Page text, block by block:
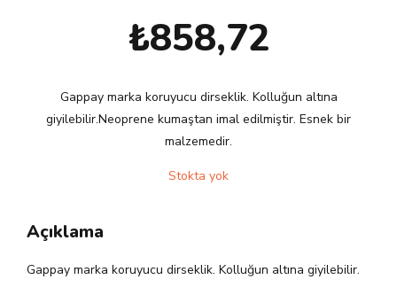
₺858,72
Gappay marka koruyucu dirseklik. Kolluğun altına
giyilebilir.Neoprene kumaştan imal edilmiştir. Esnek bir
malzemedir.
Stokta yok
Açıklama
Gappay marka koruyucu dirseklik. Kolluğun altına giyilebilir.